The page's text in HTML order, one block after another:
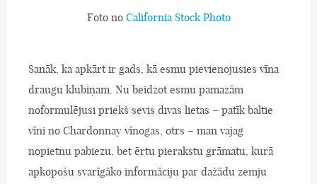
Foto no California Stock Photo
Sanāk, ka apkārt ir gads, kā esmu pievienojusies vīna
draugu klubiņam. Nu beidzot esmu pamazām
noformulējusi priekš sevis divas lietas – patīk baltie
vīni no Chardonnay vīnogas, otrs – man vajag
nopietnu pabiezu, bet ērtu pierakstu grāmatu, kurā
apkopošu svarīgāko informāciju par dažādu zemju